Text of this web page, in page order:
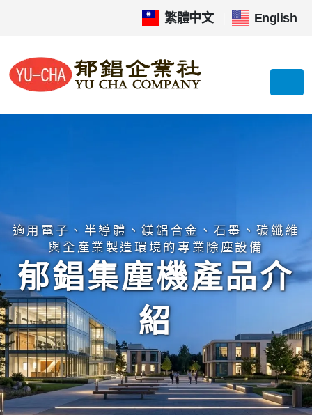
繁體中文 English
適用電子、半導體、鎂鋁合金、石墨、碳纖維
與全產業製造環境的專業除塵設備
郁錩集塵機產品介
紹